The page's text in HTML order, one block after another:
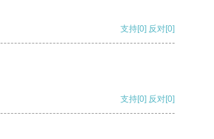
支持[0] 反对[0]
支持[0] 反对[0]